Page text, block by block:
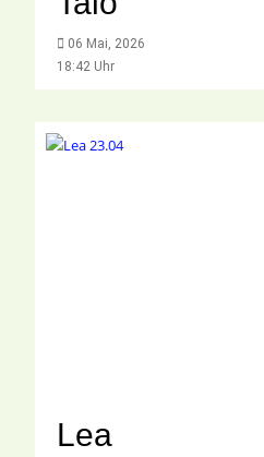
06 Mai, 2026
18:42 Uhr
Lea